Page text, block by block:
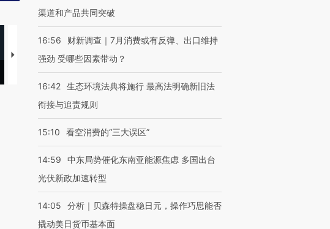
【推广】走进第四届链博
渠道和产品共同突破
16:56
财新调查｜7月消费或有反弹、出口维持
强劲 受哪些因素带动？
16:42 生态环境法典将施行 最高法明确新旧法
衔接与追责规则
15:10 看空消费的“三大误区”
14:59
中东局势催化东南亚能源焦虑 多国出台
光伏新政加速转型
14:05
分析｜贝森特操盘稳日元，操作巧思能否
撬动美日货币基本面